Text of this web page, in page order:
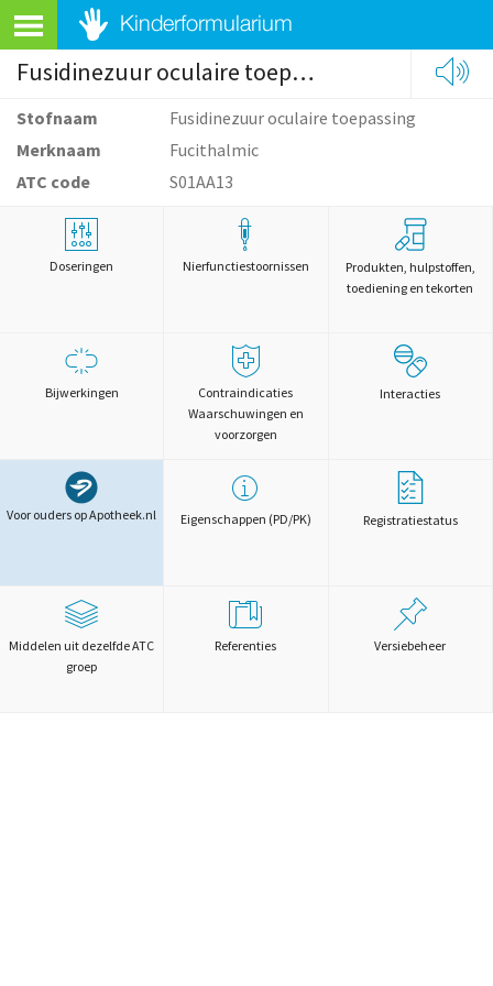
Fusidinezuur oculaire toepassing
Stofnaam
Fusidinezuur oculaire toepassing
Merknaam
Fucithalmic
ATC code
S01AA13
Doseringen Nierfunctiestoornissen
Produkten, hulpstoffen,
toediening en tekorten
Bijwerkingen
Contraindicaties
Waarschuwingen en
voorzorgen
Interacties
Voor ouders op Apotheek.nl Eigenschappen (PD/PK) Registratiestatus
Middelen uit dezelfde ATC
groep
Referenties Versiebeheer